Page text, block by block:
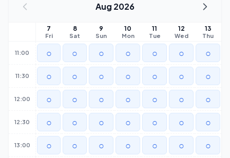
Aug 2026
7
Fri
8
Sat
9
Sun
10
Mon
11
Tue
12
Wed
13
Thu
11:00 ○ ○ ○ ○ ○ ○ ○
11:30 ○ ○ ○ ○ ○ ○ ○
12:00 ○ ○ ○ ○ ○ ○ ○
12:30 ○ ○ ○ ○ ○ ○ ○
13:00 ○ ○ ○ ○ ○ ○ ○